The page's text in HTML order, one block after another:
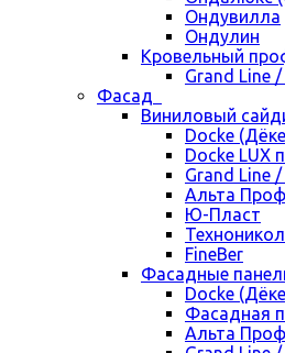
Ондувилла
Ондулин
Кровельный
Grand Line
Фасад
Виниловый
Docke
Docke LUX
Grand Line
Альта
Ю-Пласт
FineBer
Фасадные
Docke
Фасадная
Альта